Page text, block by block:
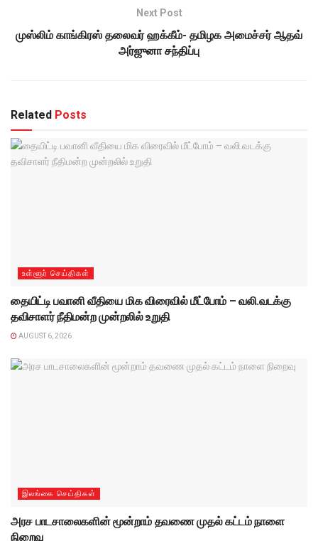
Next Post
முஸ்லிம் காங்கிரஸ் தலைவர் ஹக்கீம்- தமிழக அமைச்சர் ஆதவ்
அர்ஜுனா சந்திப்பு
Related Posts
உள்ளூர் செய்திகள்
தையிட்டி பவானி வீதியை மிக விரைவில் மீட்போம் – வலி.வடக்கு
தவிசாளர் நீதிமன்ற முன்றலில் உறுதி
AUGUST 6, 2026
இலங்கை செய்திகள்
அரச பாடசாலைகளின் மூன்றாம் தவணை முதல் கட்டம் நாளை
நிறைவு